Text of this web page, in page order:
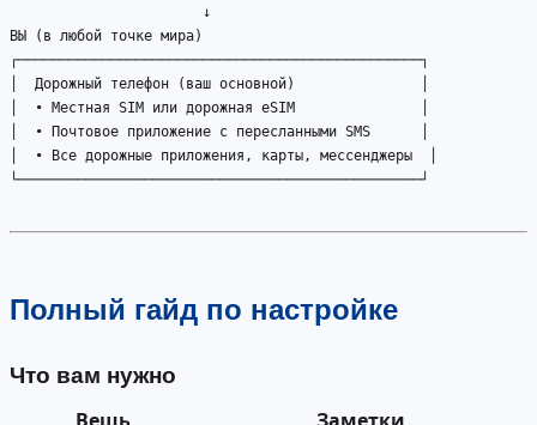
                       ↓
ВЫ (в любой точке мира)
┌────────────────────────────────────────────────┐
│  Дорожный телефон (ваш основной)               │
│  • Местная SIM или дорожная eSIM               │
│  • Почтовое приложение с пересланными SMS      │
│  • Все дорожные приложения, карты, мессенджеры  │
└────────────────────────────────────────────────┘
Полный гайд по настройке
Что вам нужно